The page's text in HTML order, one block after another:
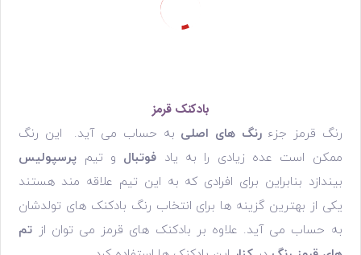
بادکنک قرمز
رنگ قرمز جزءرنگ های اصلی به حساب می آید. این رنگ
ممکن است عده زیادی را به یاد فوتبال و تیم پرسپولیس
بیندازد بنابراین برای افرادی که به این تیم علاقه مند هستند
یکی از بهترین گزینه ها برای انتخاب رنگ بادکنک های تولدشان
به حساب می آید. علاوه بر بادکنک های قرمز می توان از تم